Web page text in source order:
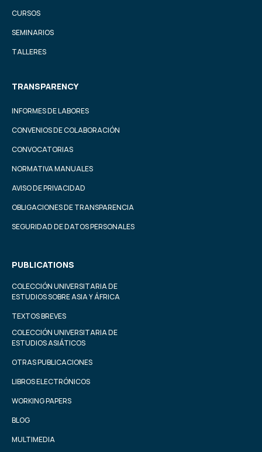
CURSOS
SEMINARIOS
TALLERES
TRANSPARENCY
INFORMES DE LABORES
CONVENIOS DE COLABORACIÓN
CONVOCATORIAS
NORMATIVA MANUALES
AVISO DE PRIVACIDAD
OBLIGACIONES DE TRANSPARENCIA
SEGURIDAD DE DATOS PERSONALES
PUBLICATIONS
COLECCIÓN UNIVERSITARIA DE
ESTUDIOS SOBRE ASIA Y ÁFRICA
TEXTOS BREVES
COLECCIÓN UNIVERSITARIA DE
ESTUDIOS ASIÁTICOS
OTRAS PUBLICACIONES
LIBROS ELECTRÓNICOS
WORKING PAPERS
BLOG
MULTIMEDIA